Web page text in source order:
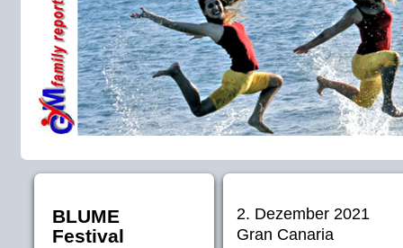
BLUME
Festival
2. Dezember 2021
Gran Canaria